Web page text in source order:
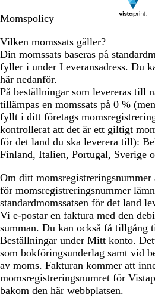
Momspolicy
Vilken momssats gäller?
Din momssats baseras på
fyller i under Leveransadress. Du
här nedanför.
På beställningar som levereras till
tillämpas en momssats på 0 %
fyllt i ditt företags
kontrollerat att det är ett giltigt
för det land du ska leverera till):
Finland, Italien, Portugal, Sverige
Om ditt
för momsregistreringsnummer
standardmomssatsen för det land
Vi e-postar en faktura med den
summan. Du kan också få tillgång
Beställningar under Mitt konto.
som bokföringsunderlag samt vid
av moms. Fakturan kommer att
momsregistreringsnumret för
bakom den här webbplatsen.